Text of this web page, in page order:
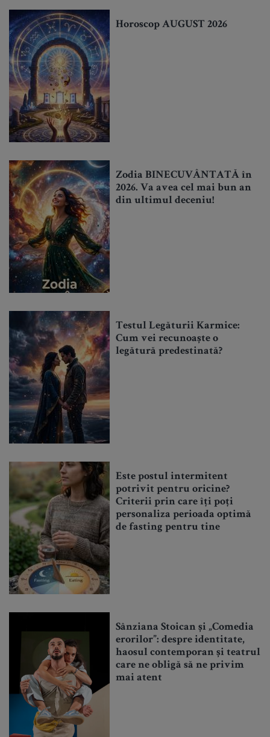
Horoscop AUGUST 2026
Zodia BINECUVÂNTATĂ în
2026. Va avea cel mai bun an
din ultimul deceniu!
Testul Legăturii Karmice:
Cum vei recunoaște o
legătură predestinată?
Este postul intermitent
potrivit pentru oricine?
Criterii prin care îți poți
personaliza perioada optimă
de fasting pentru tine
Sânziana Stoican și „Comedia
erorilor”: despre identitate,
haosul contemporan și teatrul
care ne obligă să ne privim
mai atent